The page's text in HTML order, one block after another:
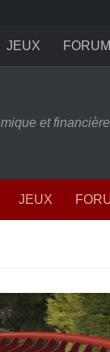
JEUX
et
JEUX